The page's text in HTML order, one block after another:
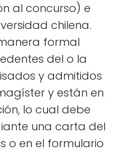
al concurso) e
chilena.
formal
del o la
y admitidos
y están en
lo cual debe
una carta del
o en el formulario